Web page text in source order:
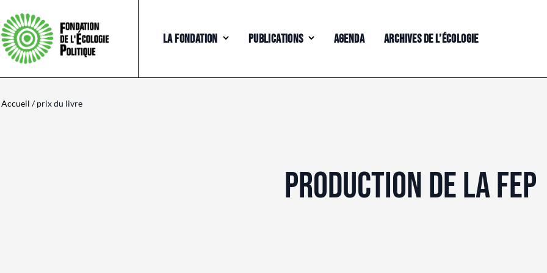
LA FONDATION PUBLICATIONS AGENDA ARCHIVES DE L’ÉCOLOGIE
Accueil / prix du livre
PRODUCTION DE LA FEP